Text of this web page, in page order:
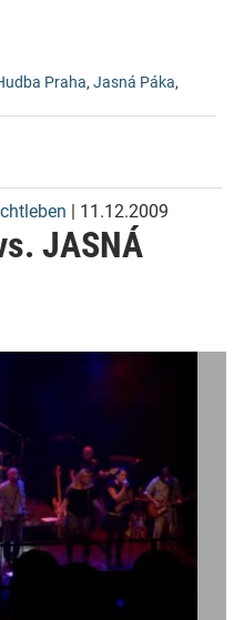
Praha, Jasná Páka,
| 11.12.2009
JASNÁ